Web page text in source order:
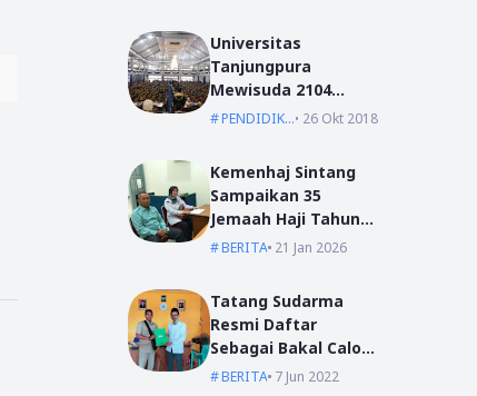
Universitas
Tanjungpura
Mewisuda 2104
Lulusan pada
PENDIDIKAN26 Okt 2018
Kemenhaj Sintang
Sampaikan 35
Jemaah Haji Tahun
2026
BERITA 21 Jan 2026
Tatang Sudarma
Resmi Daftar
Sebagai Bakal Calon
Kepala Desa Mas
BERITA 7 Jun 2022